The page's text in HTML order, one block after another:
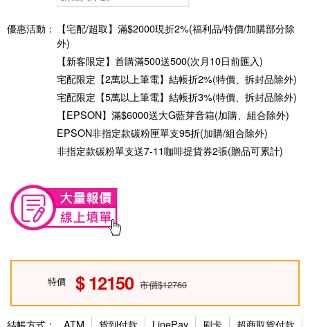
優惠活動：
【宅配/超取】滿$2000現折2%(福利品/特價/加購部分除
外)
【新客限定】首購滿500送500(次月10日前匯入)
宅配限定【2萬以上筆電】結帳折2%(特價、拆封品除外)
宅配限定【5萬以上筆電】結帳折3%(特價、拆封品除外)
【EPSON】滿$6000送大G藍芽音箱(加購、組合除外)
EPSON非指定款碳粉匣單支95折(加購/組合除外)
非指定款碳粉單支送7-11咖啡提貨券2張(贈品可累計)
特價 12150 市價$12760
結帳方式： ATM 貨到付款 LinePay 刷卡
超商取貨付款